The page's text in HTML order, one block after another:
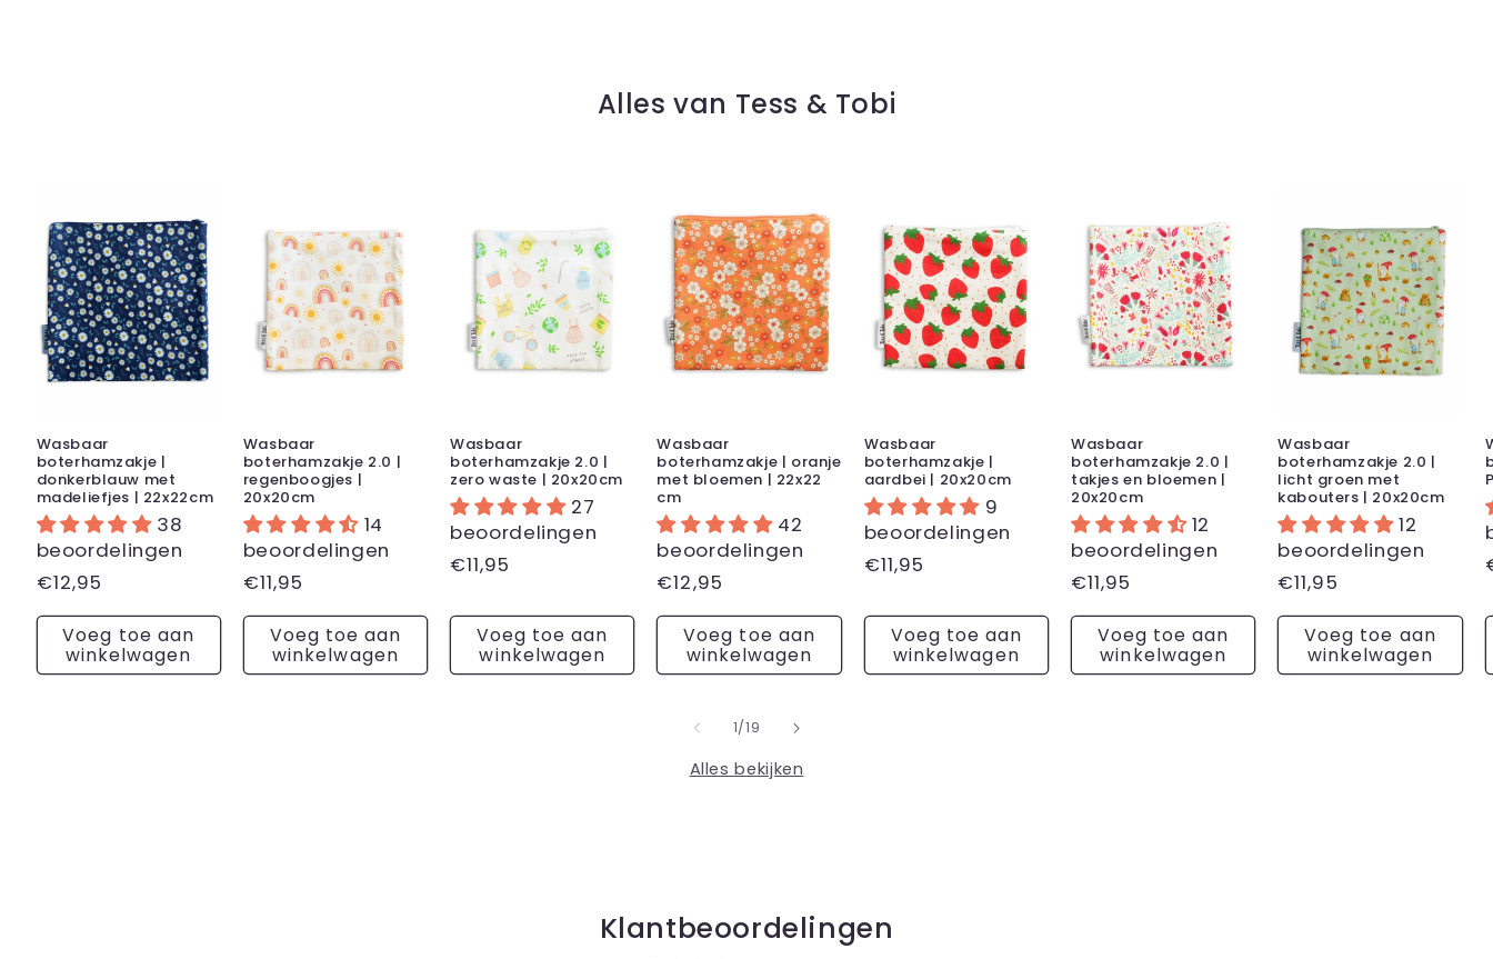
Alles van Tess & Tobi
Wasbaar
boterhamzakje |
donkerblauw met
madeliefjes | 22x22cm
38
beoordelingen
Normale
prijs
€12,95
Voeg toe aan
winkelwagen
Wasbaar
boterhamzakje 2.0 |
regenboogjes |
20x20cm
14
beoordelingen
Normale
prijs
€11,95
Voeg toe aan
winkelwagen
Wasbaar
boterhamzakje 2.0 |
zero waste | 20x20cm
27
beoordelingen
Normale
€11,95
Voeg toe aan
winkelwagen
Wasbaar
boterhamzakje | oranje
met bloemen | 22x22
cm
42
beoordelingen
Normale
prijs
€12,95
Voeg toe aan
winkelwagen
Wasbaar
boterhamzakje |
aardbei | 20x20cm
9
beoordelingen
Normale
€11,95
Voeg toe aan
winkelwagen
Wasbaar
boterhamzakje 2.0 |
takjes en bloemen |
20x20cm
12
beoordelingen
Normale
prijs
€11,95
Voeg toe aan
winkelwagen
Wasbaar
boterhamzakje 2.0 |
licht groen met
kabouters | 20x20cm
12
beoordelingen
Normale
prijs
€11,95
Voeg toe aan
winkelwagen
1/van
19
Alles bekijken
Klantbeoordelingen